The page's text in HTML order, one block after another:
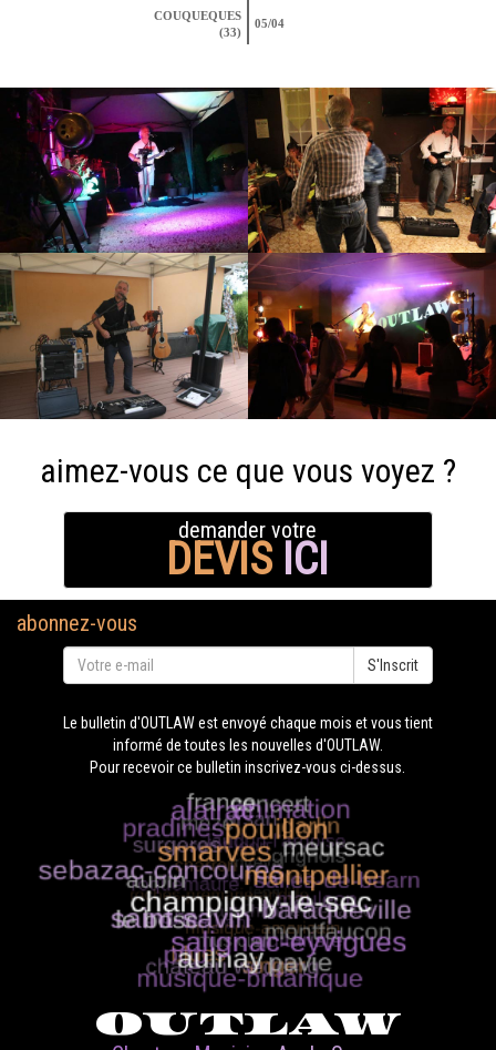
COUQUEQUES
(33)
05/04
aimez-vous ce que vous voyez ?
demander votre
DEVIS ICI
abonnez-vous
S'Inscrit
Le bulletin d'OUTLAW est envoyé chaque mois et vous tient
informé de toutes les nouvelles d'OUTLAW.
Pour recevoir ce bulletin inscrivez-vous ci-dessus.
OUTLAW